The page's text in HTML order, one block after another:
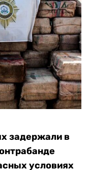
задержали в
условиях